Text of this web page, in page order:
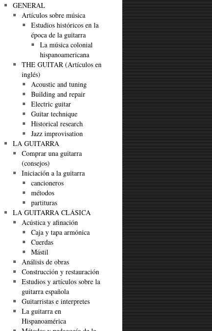
GENERAL
Artículos sobre música
Estudios históricos en la
época de la guitarra
La música colonial
hispanoamericana
THE GUITAR (Artículos en
inglés)
Acoustic and tuning
Building and repair
Electric guitar
Guitar technique
Historical research
Jazz improvisation
LA GUITARRA
Comprar una guitarra
(consejos)
Iniciación a la guitarra
cancioneros
métodos
partituras
LA GUITARRA CLÁSICA
Acústica y afinación
Caja y tapa armónica
Cuerdas
Mástil
Análisis de obras
Construcción y restauración
Estudios y artículos sobre la
guitarra española
Guitarristas e interpretes
La guitarra en
Hispanoamérica